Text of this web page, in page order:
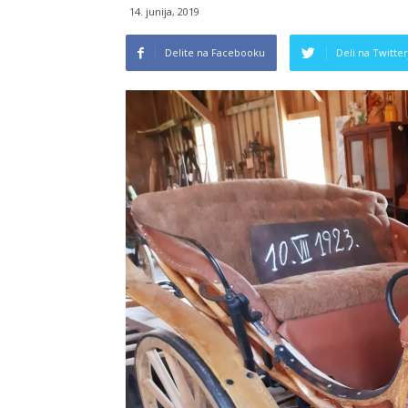
14. junija, 2019
Delite na Facebooku Deli na